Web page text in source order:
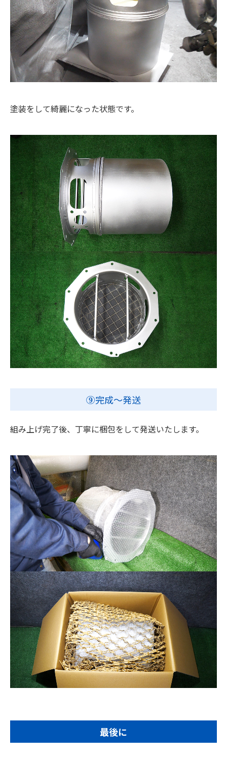
塗装をして綺麗になった状態です。
⑨完成～発送
組み上げ完了後、丁寧に梱包をして発送いたします。
最後に